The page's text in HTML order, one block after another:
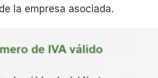
la empresa asociada.